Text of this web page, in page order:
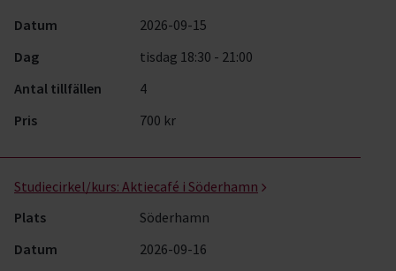
Datum
2026-09-15
Dag
tisdag 18:30 - 21:00
Antal tillfällen
4
Pris
700 kr
Studiecirkel/kurs: Aktiecafé i Söderhamn
Plats
Söderhamn
Datum
2026-09-16